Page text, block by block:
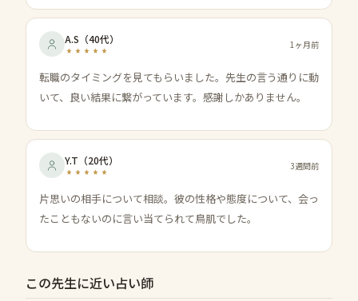
A.S （40代） 1ヶ月前
転職のタイミングを見てもらいました。先生の言う通りに動
いて、良い結果に繋がっています。感謝しかありません。
Y.T （20代） 3週間前
片思いの相手について相談。彼の性格や態度について、会っ
たこともないのに言い当てられて鳥肌でした。
この先生に近い占い師